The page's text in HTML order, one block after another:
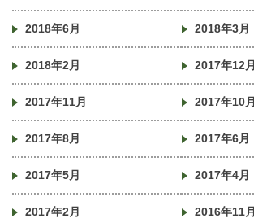
2018年6月 2018年3月
2018年2月 2017年12月
2017年11月 2017年10月
2017年8月 2017年6月
2017年5月 2017年4月
2017年2月 2016年11月